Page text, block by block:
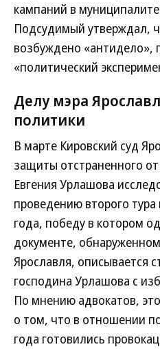
кампаний в
Подсудимый утверждал,
возбуждено «антидело»,
«политический
Делу мэра
политики
В марте Кировский суд
защиты отстраненного
Евгения Урлашова
проведению второго
года, победу в котором
документе,
Ярославля, описывается
господина Урлашова с
По мнению адвокатов,
о том, что в отношении
года готовились